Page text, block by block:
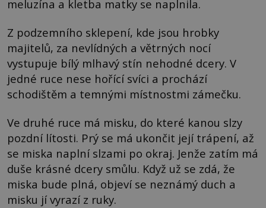
meluzína a kletba matky se naplnila.
Z podzemního sklepení, kde jsou hrobky
majitelů, za nevlídných a větrných nocí
vystupuje bílý mlhavý stín nehodné dcery. V
jedné ruce nese hořící svíci a prochází
schodištěm a temnými místnostmi zámečku.
Ve druhé ruce má misku, do které kanou slzy
pozdní lítosti. Prý se má ukončit její trápení, až
se miska naplní slzami po okraj. Jenže zatím má
duše krásné dcery smůlu. Když už se zdá, že
miska bude plná, objeví se neznámý duch a
misku jí vyrazí z ruky.